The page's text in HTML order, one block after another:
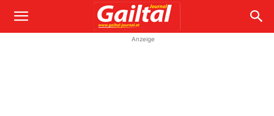
Anzeige